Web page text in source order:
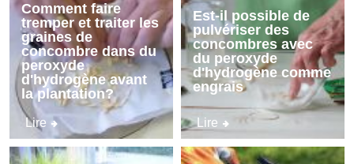
Comment faire
tremper et traiter les
graines de
concombre dans du
peroxyde
d'hydrogène avant
la plantation?
Lire
Est-il possible de
pulvériser des
concombres avec
du peroxyde
d'hydrogène comme
engrais
Lire